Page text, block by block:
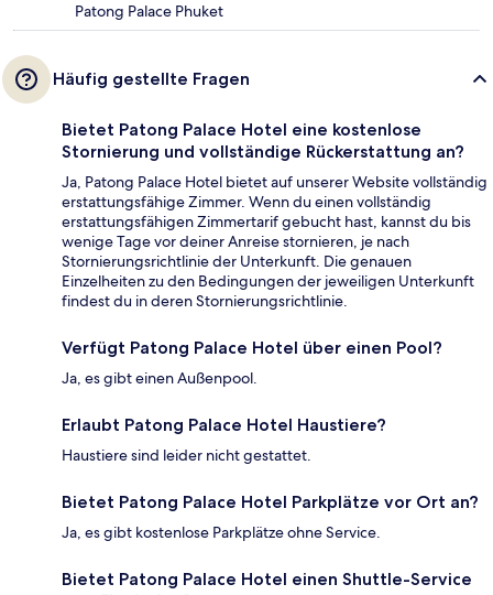
Patong Palace Phuket
Häufig gestellte Fragen
Bietet Patong Palace Hotel eine kostenlose
Stornierung und vollständige Rückerstattung an?
Ja, Patong Palace Hotel bietet auf unserer Website vollständig
erstattungsfähige Zimmer. Wenn du einen vollständig
erstattungsfähigen Zimmertarif gebucht hast, kannst du bis
wenige Tage vor deiner Anreise stornieren, je nach
Stornierungsrichtlinie der Unterkunft. Die genauen
Einzelheiten zu den Bedingungen der jeweiligen Unterkunft
findest du in deren Stornierungsrichtlinie.
Verfügt Patong Palace Hotel über einen Pool?
Ja, es gibt einen Außenpool.
Erlaubt Patong Palace Hotel Haustiere?
Haustiere sind leider nicht gestattet.
Bietet Patong Palace Hotel Parkplätze vor Ort an?
Ja, es gibt kostenlose Parkplätze ohne Service.
Bietet Patong Palace Hotel einen Shuttle-Service